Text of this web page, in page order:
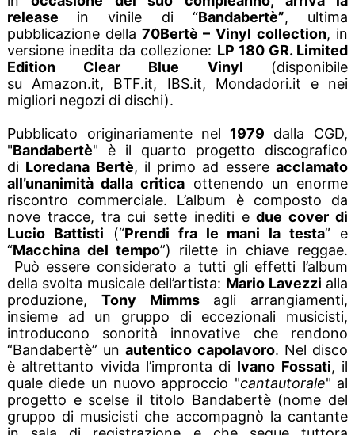
release in vinile di “Bandabertè”, ultima
pubblicazione della 70Bertè – Vinyl collection, in
versione inedita da collezione: LP 180 GR. Limited
Edition Clear Blue Vinyl (disponibile
su Amazon.it, BTF.it, IBS.it, Mondadori.it e nei
migliori negozi di dischi).
Pubblicato originariamente nel 1979 dalla CGD,
"Bandabertè" è il quarto progetto discografico
di Loredana Bertè, il primo ad essereacclamato
all’unanimità dalla critica ottenendo un enorme
riscontro commerciale. L’album è composto da
nove tracce, tra cui sette inediti edue cover di
Lucio Battisti (“Prendi fra le mani la testa” e
“Macchina del tempo”) rilette in chiave reggae.
Può essere considerato a tutti gli effetti l’album
della svolta musicale dell’artista: Mario Lavezzi alla
produzione, Tony Mimmsagli arrangiamenti,
insieme ad un gruppo di eccezionali musicisti,
introducono sonorità innovative che rendono
“Bandabertè” unautentico capolavoro. Nel disco
è altrettanto vivida l’impronta di Ivano Fossati, il
quale diede un nuovo approccio "cantautorale" al
progetto e scelse il titolo Bandabertè (nome del
gruppo di musicisti che accompagnò la cantante